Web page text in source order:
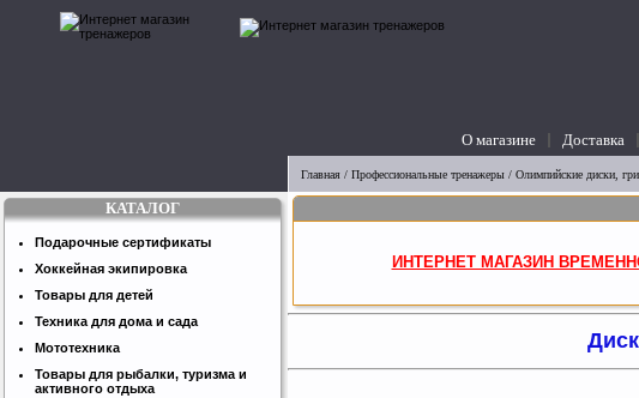
О магазине Доставка
Главная / Профессиональные тренажеры / Олимпийские диски,
ИНТЕРНЕТ МАГАЗИН
КАТАЛОГ
Подарочные сертификаты
Хоккейная экипировка
Товары для детей
Техника для дома и сада
Мототехника
Товары для рыбалки, туризма и
активного отдыха